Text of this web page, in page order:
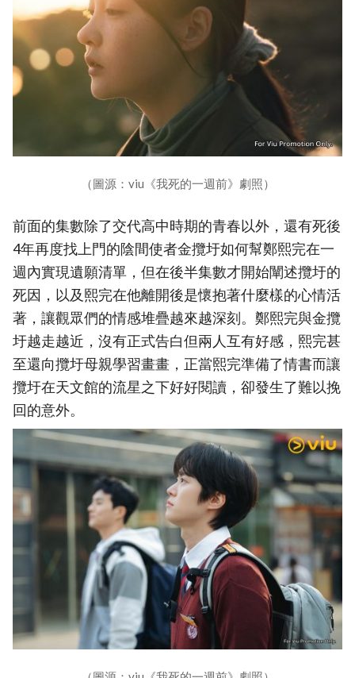
（圖源：viu《我死的一週前》劇照）
前面的集數除了交代高中時期的青春以外，還有死後
4年再度找上門的陰間使者金攬圩如何幫鄭熙完在一
週內實現遺願清單，但在後半集數才開始闡述攬圩的
死因，以及熙完在他離開後是懷抱著什麼樣的心情活
著，讓觀眾們的情感堆疊越來越深刻。鄭熙完與金攬
圩越走越近，沒有正式告白但兩人互有好感，熙完甚
至還向攬圩母親學習畫畫，正當熙完準備了情書而讓
攬圩在天文館的流星之下好好閱讀，卻發生了難以挽
回的意外。